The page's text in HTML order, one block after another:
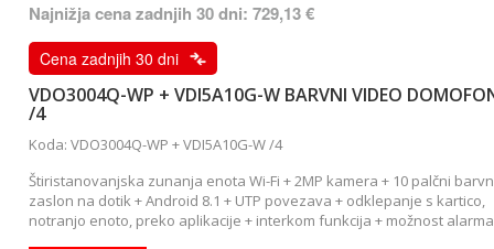
Najnižja cena zadnjih 30 dni: 729,13 €
Cena zadnjih 30 dni
VDO3004Q-WP + VDI5A10G-W BARVNI VIDEO
/4
Koda: VDO3004Q-WP + VDI5A10G-W /4
Štiristanovanjska zunanja enota Wi-Fi + 2MP kamera + 10 palčni
zaslon na dotik + Android 8.1 + UTP povezava + odklepanje s kartico,
notranjo enoto, preko aplikacije + interkom funkcija + možnost alarma